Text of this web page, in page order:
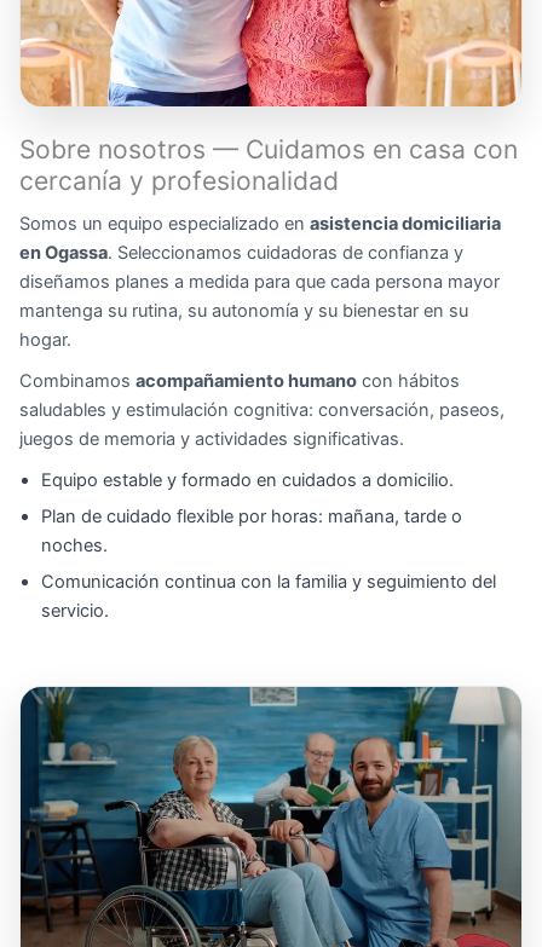
Sobre nosotros — Cuidamos en casa con
cercanía y profesionalidad
Somos un equipo especializado en asistencia domiciliaria
en Ogassa. Seleccionamos cuidadoras de confianza y
diseñamos planes a medida para que cada persona mayor
mantenga su rutina, su autonomía y su bienestar en su
hogar.
Combinamos acompañamiento humano con hábitos
saludables y estimulación cognitiva: conversación, paseos,
juegos de memoria y actividades significativas.
Equipo estable y formado en cuidados a domicilio.
Plan de cuidado flexible por horas: mañana, tarde o
noches.
Comunicación continua con la familia y seguimiento del
servicio.